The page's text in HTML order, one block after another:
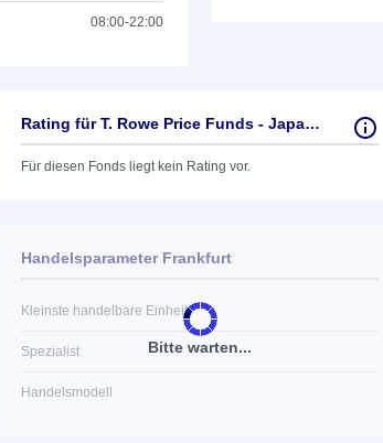
08:00-22:00
Rating für T. Rowe Price Funds - Japanese Equity Fund A
Für diesen Fonds liegt kein Rating vor.
Bitte warten...
Handelsparameter Frankfurt
Kleinste handelbare Einheit
Spezialist
Handelsmodell